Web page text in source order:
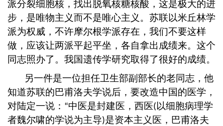
派分裂细胞核，找出脱氧核糖核酸，这是极大的进
步，是唯物主义而不是唯心主义。苏联以米丘林学
派为权威，不许摩尔根学派存在，我们不要这样
做，应该让两派平起平坐，各自拿出成绩来。这个
同志照办了。我国遗传学研究取得了很好的成绩。
另一件是一位担任卫生部副部长的老同志，他
知道苏联的巴甫洛夫学说后，要改造中国的医学，
对陆定一说： “中医是封建医，西医( 以细胞病理学
者魏尔啸的学说为主导)是资本主义医，巴甫洛夫